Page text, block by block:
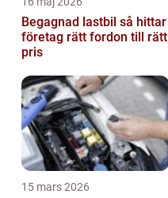
Begagnad lastbil så hittar
företag rätt fordon till rätt
pris
15 mars 2026